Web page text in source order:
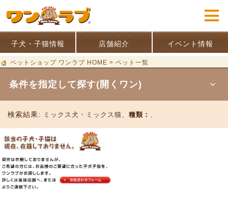
子犬・子猫情報 店舗紹介 イベント情報
ペットショップ ワンラブ HOME > ペット一覧
条件を指定して探す(開くワン)
検索結果: ミックス犬・ミックス猫、 種類： 、